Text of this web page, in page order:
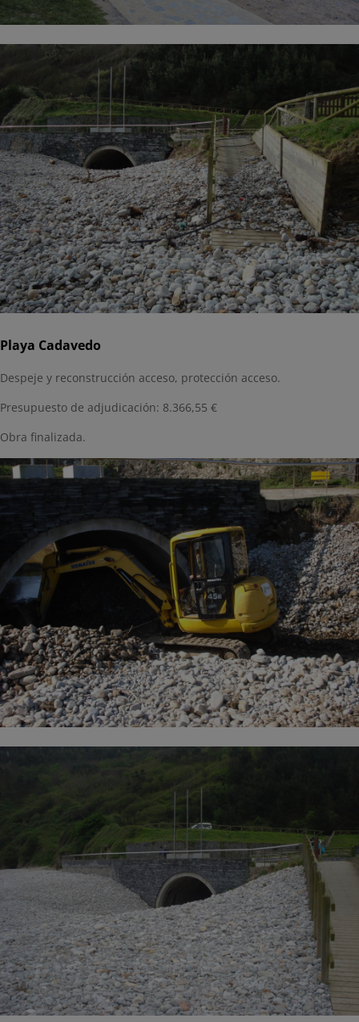
Playa Cadavedo
Despeje y reconstrucción acceso, protección acceso.
Presupuesto de adjudicación: 8.366,55 €
Obra finalizada.